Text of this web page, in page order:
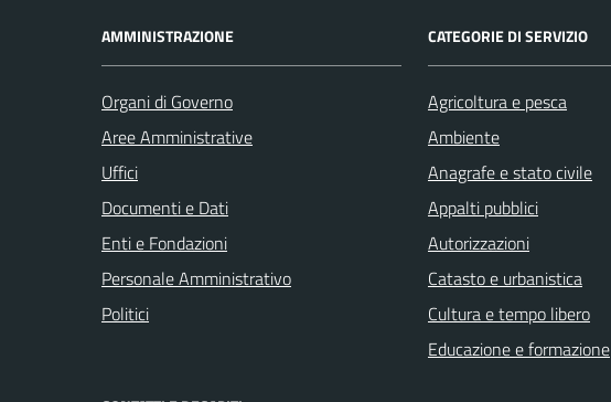
AMMINISTRAZIONE
Organi di Governo
Aree Amministrative
Uffici
Documenti e Dati
Enti e Fondazioni
Personale Amministrativo
Politici
CATEGORIE DI SERVIZIO
Agricoltura e pesca
Ambiente
Anagrafe e stato civile
Appalti pubblici
Autorizzazioni
Catasto e urbanistica
Cultura e tempo libero
Educazione e formazione